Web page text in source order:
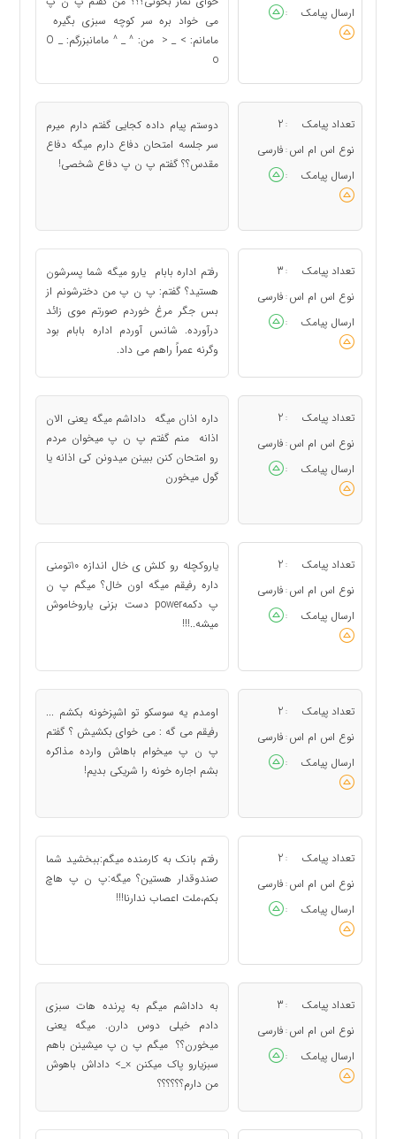
ارسال پیامک
:
می خواد بره سر کوچه سبزی بگیره
مامانم: > _ < من: ^ _ ^ مامانبزرگم: O _
o
تعداد پیامک :
2
نوع اس ام اس : فارسی
ارسال پیامک
:
دوستم پیام داده کجایی گفتم دارم میرم
سر جلسه امتحان دفاع دارم میگه دفاع
مقدس؟؟ گفتم پ ن پ دفاع شخصی!
تعداد پیامک :
3
نوع اس ام اس : فارسی
ارسال پیامک
:
رفتم اداره بابام یارو میگه شما پسرشون
هستید؟ گفتم: پ ن پ من دخترشونم از
بس جگر مرغ خوردم صورتم موی زائد
درآورده. شانس آوردم اداره بابام بود
وگرنه عمراً راهم می داد.
تعداد پیامک :
2
نوع اس ام اس : فارسی
ارسال پیامک
:
داره اذان میگه داداشم میگه یعنی الان
اذانه منم گفتم پ ن پ میخوان مردم
رو امتحان کنن ببینن میدونن کی اذانه یا
گول میخورن
تعداد پیامک :
2
نوع اس ام اس : فارسی
ارسال پیامک
:
یاروکچله رو کلش ی خال اندازه 10تومنی
داره رفیقم میگه اون خال؟ میگم پ ن
پ دکمهpower دست بزنی یاروخاموش
میشه..!!!
تعداد پیامک :
2
نوع اس ام اس : فارسی
ارسال پیامک
:
اومدم یه سوسکو تو اشپزخونه بکشم ...
رفیقم می گه : می خوای بکشیش ؟ گفتم
پ ن پ میخوام باهاش وارده مذاکره
بشم اجاره خونه را شریکی بدیم!
تعداد پیامک :
2
نوع اس ام اس : فارسی
ارسال پیامک
:
رفتم بانک به کارمنده میگم:ببخشید شما
صندوقدار هستین؟ میگه:پ ن پ هاچ
بکم،ملت اعصاب ندارنا!!!
تعداد پیامک :
3
نوع اس ام اس : فارسی
ارسال پیامک
:
به داداشم میگم به پرنده هات سبزی
دادم خیلی دوس دارن. میگه یعنی
میخورن؟؟ میگم پ ن پ میشینن باهم
سبزیارو پاک میکنن ×_> داداش باهوش
من دارم؟؟؟؟؟؟